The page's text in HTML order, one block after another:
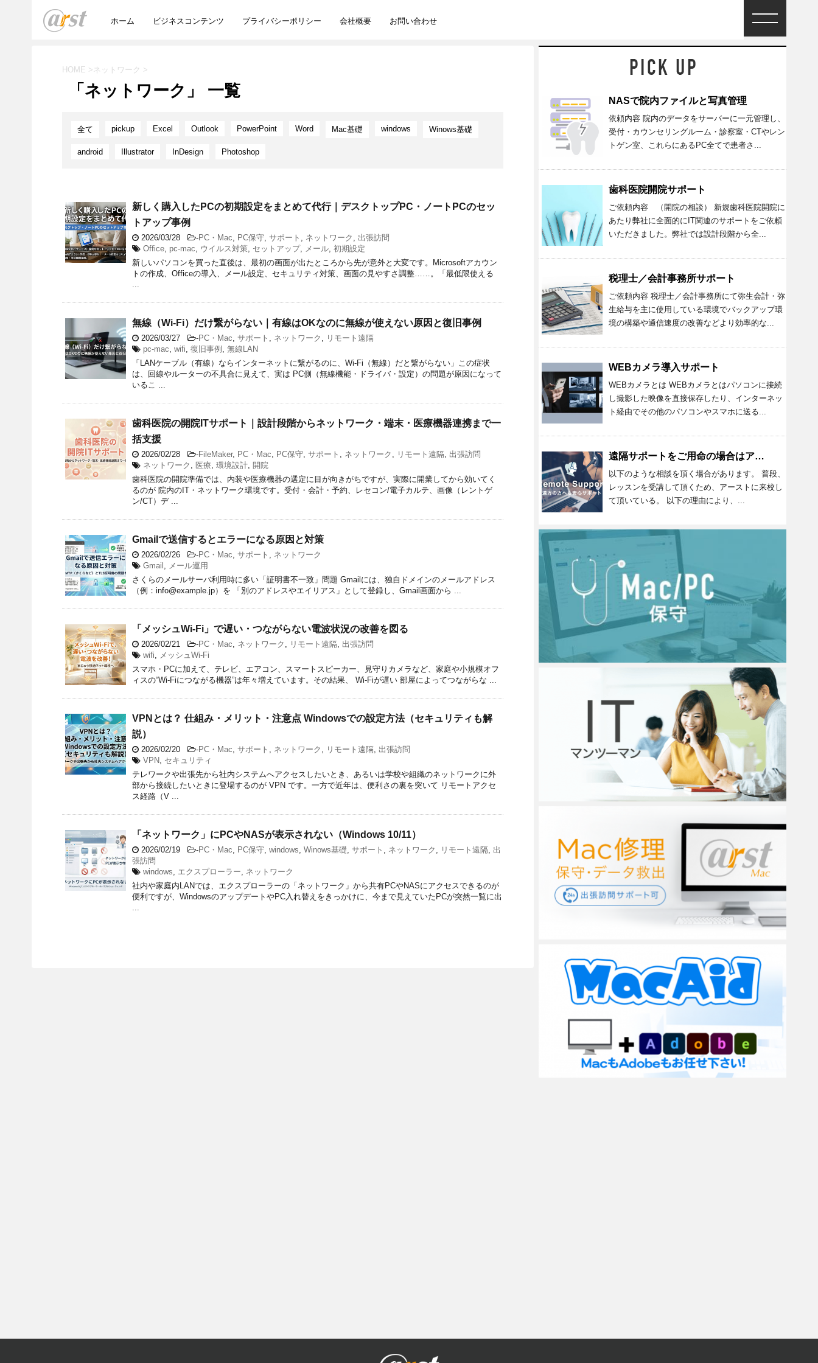
ホーム ビジネスコンテンツ プライバシーポリシー 会社概要 お問い合わせ
HOME >ネットワーク >
「ネットワーク」 一覧
全て pickup Excel Outlook PowerPoint Word Mac基礎 windows Winows基礎
android Illustrator InDesign Photoshop
新しく購入したPCの初期設定をまとめて代行｜デスクトップPC・ノートPCのセッ
トアップ事例
2026/03/28 -PC・Mac, PC保守, サポート , ネットワーク , 出張訪問
Office, pc-mac, ウイルス対策, セットアップ, メール, 初期設定
新しいパソコンを買った直後は、最初の画面が出たところから先が意外と大変です。Microsoftアカウン
トの作成、Officeの導入、メール設定、セキュリティ対策、画面の見やすさ調整……。「最低限使える
...
無線（Wi-Fi）だけ繋がらない｜有線はOKなのに無線が使えない原因と復旧事例
2026/03/27 -PC・Mac, サポート , ネットワーク , リモート遠隔
pc-mac, wifi, 復旧事例 , 無線LAN
「LANケーブル（有線）ならインターネットに繋がるのに、Wi-Fi（無線）だと繋がらない」この症状
は、回線やルーターの不具合に見えて、実は PC側（無線機能・ドライバ・設定）の問題が原因になって
いるこ ...
歯科医院の開院ITサポート｜設計段階からネットワーク・端末・医療機器連携まで一
括支援
2026/02/28 -FileMaker, PC・Mac, PC保守, サポート , ネットワーク , リモート遠隔, 出張訪問
ネットワーク , 医療, 環境設計, 開院
歯科医院の開院準備では、内装や医療機器の選定に目が向きがちですが、実際に開業してから効いてく
るのが 院内のIT・ネットワーク環境です。受付・会計・予約、レセコン/電子カルテ、画像（レントゲ
ン/CT）デ ...
Gmailで送信するとエラーになる原因と対策
2026/02/26 -PC・Mac, サポート , ネットワーク
Gmail , メール運用
さくらのメールサーバ利用時に多い「証明書不一致」問題 Gmailには、独自ドメインのメールアドレス
（例：info@example.jp）を 「別のアドレスやエイリアス」として登録し、Gmail画面から ...
「メッシュWi-Fi」で遅い・つながらない電波状況の改善を図る
2026/02/21 -PC・Mac, ネットワーク , リモート遠隔, 出張訪問
wifi, メッシュWi-Fi
スマホ・PCに加えて、テレビ、エアコン、スマートスピーカー、見守りカメラなど、家庭や小規模オフ
ィスの“Wi-Fiにつながる機器”は年々増えています。その結果、 Wi-Fiが遅い 部屋によってつながらな ...
VPNとは？ 仕組み・メリット・注意点 Windowsでの設定方法（セキュリティも解
説）
2026/02/20 -PC・Mac, サポート , ネットワーク , リモート遠隔, 出張訪問
VPN, セキュリティ
テレワークや出張先から社内システムへアクセスしたいとき、あるいは学校や組織のネットワークに外
部から接続したいときに登場するのが VPN です。一方で近年は、便利さの裏を突いて リモートアクセ
ス経路（V ...
「ネットワーク」にPCやNASが表示されない（Windows 10/11）
2026/02/19 -PC・Mac, PC保守, windows, Winows基礎, サポート , ネットワーク , リモート遠隔, 出
張訪問
windows, エクスプローラー, ネットワーク
社内や家庭内LANでは、エクスプローラーの「ネットワーク」から共有PCやNASにアクセスできるのが
便利ですが、WindowsのアップデートやPC入れ替えをきっかけに、今まで見えていたPCが突然一覧に出
...
NASで院内ファイルと写真管理
依頼内容 院内のデータをサーバーに一元管理し、
受付・カウンセリングルーム・診察室・CTやレン
トゲン室、これらにあるPC全てで患者さ...
歯科医院開院サポート
ご依頼内容 （開院の相談） 新規歯科医院開院に
あたり弊社に全面的にIT関連のサポートをご依頼
いただきました。弊社では設計段階から全...
税理士／会計事務所サポート
ご依頼内容 税理士／会計事務所にて弥生会計・弥
生給与を主に使用している環境でバックアップ環
境の構築や通信速度の改善などより効率的な...
WEBカメラ導入サポート
WEBカメラとは WEBカメラとはパソコンに接続
し撮影した映像を直接保存したり、インターネッ
ト経由でその他のパソコンやスマホに送る...
遠隔サポートをご用命の場合はアーストまで
以下のような相談を頂く場合があります。 普段、
レッスンを受講して頂くため、アーストに来校し
て頂いている。 以下の理由により、...